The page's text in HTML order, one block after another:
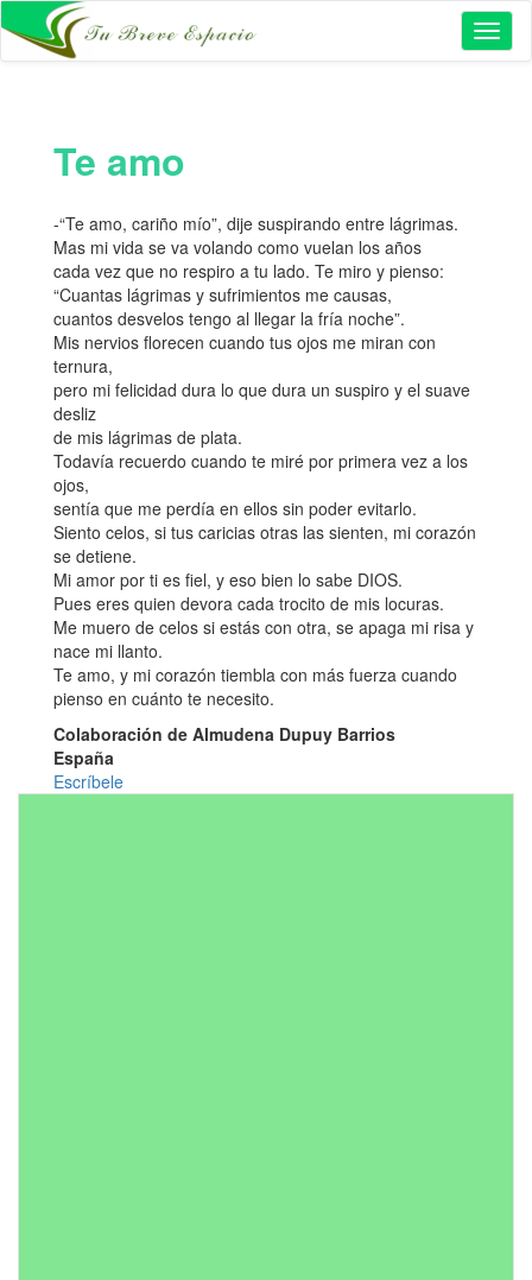
Te amo
-“Te amo, cariño mío”, dije suspirando entre lágrimas.
Mas mi vida se va volando como vuelan los años
cada vez que no respiro a tu lado. Te miro y pienso:
“Cuantas lágrimas y sufrimientos me causas,
cuantos desvelos tengo al llegar la fría noche”.
Mis nervios florecen cuando tus ojos me miran con
ternura,
pero mi felicidad dura lo que dura un suspiro y el suave
desliz
de mis lágrimas de plata.
Todavía recuerdo cuando te miré por primera vez a los
ojos,
sentía que me perdía en ellos sin poder evitarlo.
Siento celos, si tus caricias otras las sienten, mi corazón
se detiene.
Mi amor por ti es fiel, y eso bien lo sabe DIOS.
Pues eres quien devora cada trocito de mis locuras.
Me muero de celos si estás con otra, se apaga mi risa y
nace mi llanto.
Te amo, y mi corazón tiembla con más fuerza cuando
pienso en cuánto te necesito.
Colaboración de Almudena Dupuy Barrios
España
Escríbele